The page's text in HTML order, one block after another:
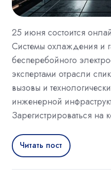
25 июня состоится
Системы охлаждения и
бесперебойного
экспертами отрасли
вызовы и
инженерной
Зарегистрироваться
Читать пост